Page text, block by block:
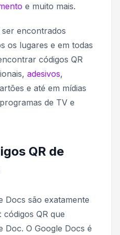
e muito mais.
ser encontrados
os lugares e em todas
códigos QR
adesivos,
e até em mídias
de TV e
QR de
Docs são exatamente
QR que
Doc. O Google Docs é